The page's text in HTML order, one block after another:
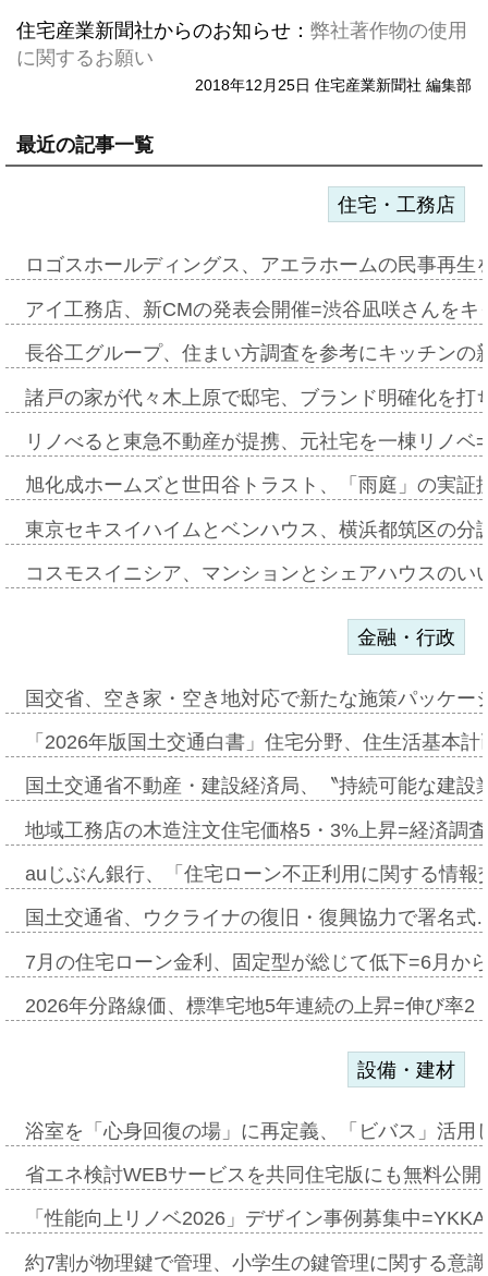
住宅産業新聞社からのお知らせ： 弊社著作物の使用
に関するお願い
2018年12月25日 住宅産業新聞社 編集部
最近の記事一覧
住宅・工務店
ロゴスホールディングス、アエラホームの民事再
アイ工務店、新CMの発表会開催=渋谷凪咲さんを
長谷工グループ、住まい方調査を参考にキッチン
諸戸の家が代々木上原で邸宅、ブランド明確化を
リノべると東急不動産が提携、元社宅を一棟リノ
旭化成ホームズと世田谷トラスト、「雨庭」の実
東京セキスイハイムとベンハウス、横浜都筑区の
コスモスイニシア、マンションとシェアハウスの
金融・行政
国交省、空き家・空き地対応で新たな施策パッケ
「2026年版国土交通白書」住宅分野、住生活基本
国土交通省不動産・建設経済局、〝持続可能な建
地域工務店の木造注文住宅価格5・3%上昇=経済調
auじぶん銀行、「住宅ローン不正利用に関する情
国土交通省、ウクライナの復旧・復興協力で署名
7月の住宅ローン金利、固定型が総じて低下=6月か
2026年分路線価、標準宅地5年連続の上昇=伸び率
設備・建材
浴室を「心身回復の場」に再定義、「ビバス」活
省エネ検討WEBサービスを共同住宅版にも無料公
「性能向上リノベ2026」デザイン事例募集中
約7割が物理鍵で管理、小学生の鍵管理に関する意